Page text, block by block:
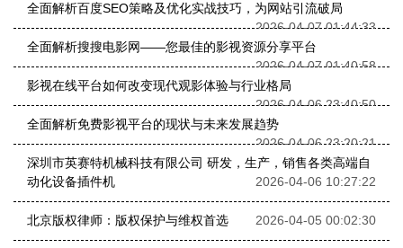
全面解析百度SEO策略及优化实战技巧，为网站引流破局
2026-04-07 01:44:33
全面解析搜搜电影网——您最佳的影视资源分享平台
2026-04-07 01:40:58
影视在线平台如何改变现代观影体验与行业格局
2026-04-06 23:40:50
全面解析免费影视平台的现状与未来发展趋势
2026-04-06 23:20:21
深圳市英赛特机械科技有限公司 研发，生产，销售各类高端自
动化设备插件机
2026-04-06 10:27:22
北京版权律师：版权保护与维权首选 2026-04-05 00:02:30